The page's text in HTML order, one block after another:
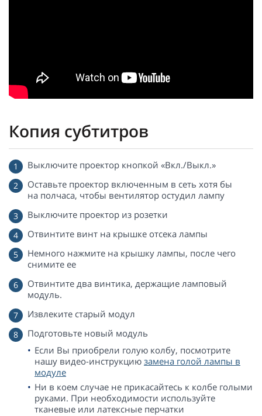
Копия субтитров
Выключите проектор кнопкой «Вкл./Выкл.»
Оставьте проектор включенным в сеть хотя бы
на полчаса, чтобы вентилятор остудил лампу
Выключите проектор из розетки
Отвинтите винт на крышке отсека лампы
Немного нажмите на крышку лампы, после чего
снимите ее
Отвинтите два винтика, держащие ламповый
модуль.
Извлеките старый модул
Подготовьте новый модуль
Если Вы приобрели голую колбу, посмотрите
нашу видео-инструкцию замена голой лампы в
модуле
Ни в коем случае не прикасайтесь к колбе голыми
руками. При необходимости используйте
тканевые или латексные перчатки